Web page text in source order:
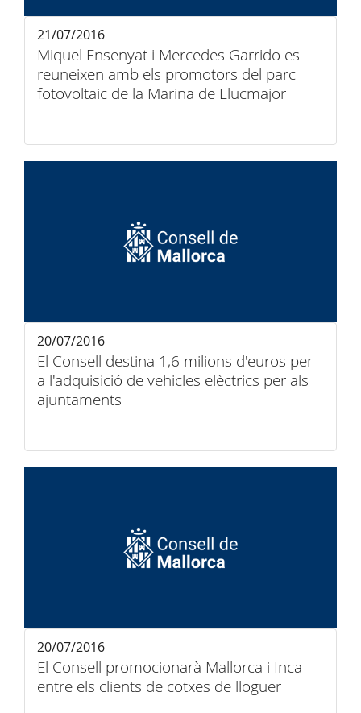
Miquel Ensenyat i Mercedes Garrido es
reuneixen amb els promotors del parc
fotovoltaic de la Marina de Llucmajor
21/07/2016
El Consell destina 1,6 milions d'euros per
a l'adquisició de vehicles elèctrics per als
ajuntaments
20/07/2016
El Consell promocionarà Mallorca i Inca
entre els clients de cotxes de lloguer
20/07/2016